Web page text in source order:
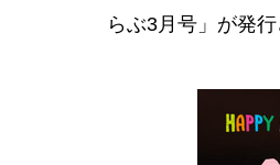
らぶ3月号」が発